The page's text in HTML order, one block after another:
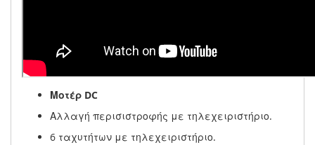
Μοτέρ DC
Αλλαγή περισιστροφής με τηλεχειριστήριο.
6 ταχυτήτων με τηλεχειριστήριο.